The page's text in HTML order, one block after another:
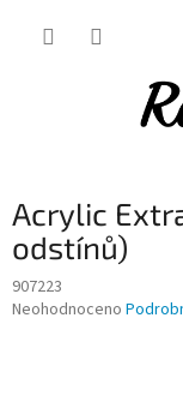
Acrylic
odstínů)
907223
Průměrné
Neohodnoceno